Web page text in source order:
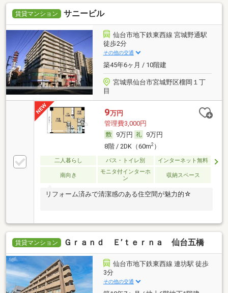
賃貸マンション サニービル
仙台市地下鉄東西線 宮城野通駅
徒歩2分
その他の交通
築45年6ヶ月 / 10階建
宮城県仙台市宮城野区榴岡１丁
目
9万円
管理費3,000円
9万円
9万円
8階 / 2DK（60m2）
二人暮らし バス・トイレ別 インターネット無料
南向き
モニタ付インターホ
ン
収納スペース
リフォーム済みで清潔感のある住空間が魅力的☆
賃貸マンション Ｇｒａｎｄ Ｅ’ｔｅｒｎａ 仙台五橋
仙台市地下鉄東西線 連坊駅 徒歩
3分
その他の交通